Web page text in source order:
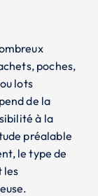
poches,
lots
de la
à la
préalable
le type de
les